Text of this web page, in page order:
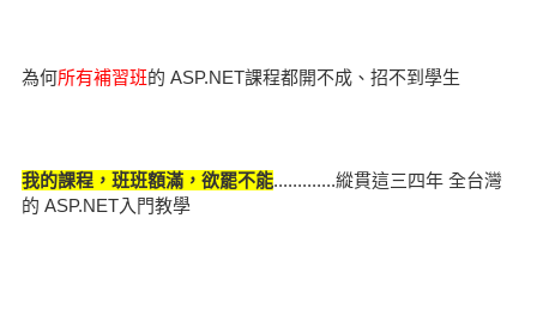
為何所有補習班的 ASP.NET課程都開不成、招不到學生
我的課程，班班額滿，欲罷不能.............縱貫這三四年 全台灣
的 ASP.NET入門教學